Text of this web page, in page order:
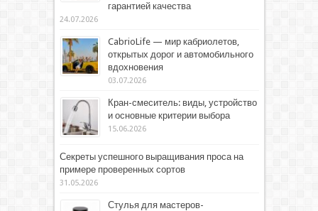
гарантией качества
24.07.2026
CabrioLife — мир кабриолетов,
открытых дорог и автомобильного
вдохновения
03.07.2026
Кран-смеситель: виды, устройство
и основные критерии выбора
15.06.2026
Секреты успешного выращивания проса на
примере проверенных сортов
31.05.2026
Стулья для мастеров-